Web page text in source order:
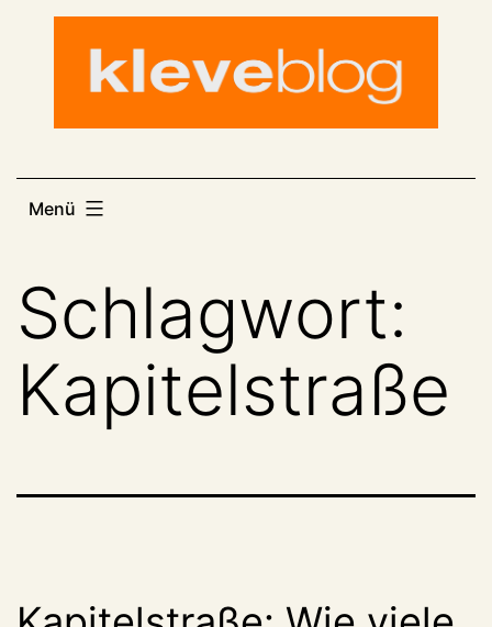
Menü
Schlagwort:
Kapitelstraße